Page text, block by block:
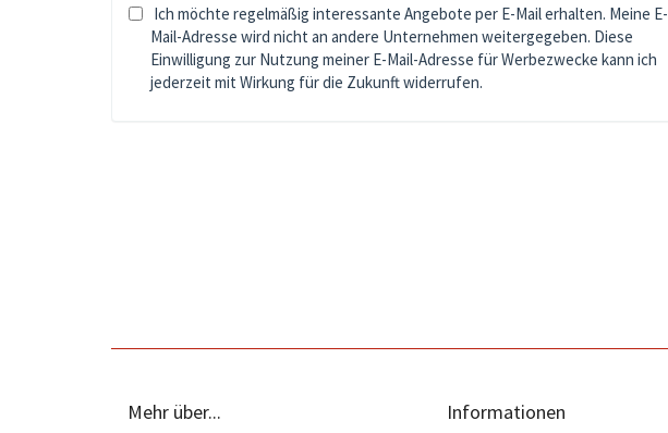
Ich möchte regelmäßig interessante Angebote per E-Mail erhalten. Meine E-
Mail-Adresse wird nicht an andere Unternehmen weitergegeben. Diese
Einwilligung zur Nutzung meiner E-Mail-Adresse für Werbezwecke kann ich
jederzeit mit Wirkung für die Zukunft widerrufen.
Mehr über... Informationen